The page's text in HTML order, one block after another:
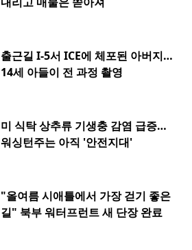
출근길 I-5서 ICE에 체포된 아버지…
14세 아들이 전 과정 촬영
미 식탁 상추류 기생충 감염 급증…
워싱턴주는 아직 '안전지대'
"올여름 시애틀에서 가장 걷기 좋은
길" 북부 워터프런트 새 단장 완료